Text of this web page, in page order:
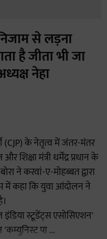
से लड़ना
है जीता भी जा
नेहा
(CJP) के नेतृत्व में जंतर-मंतर
मंत्री धर्मेंद्र प्रधान के
ने करवां-ए-मोहब्बत द्वारा
में कहा कि युवा आंदोलन ने
इंडिया स्टूडेंट्स एसोसिएशन'
पा ...